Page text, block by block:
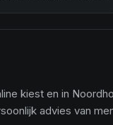
kiest en in
advies van